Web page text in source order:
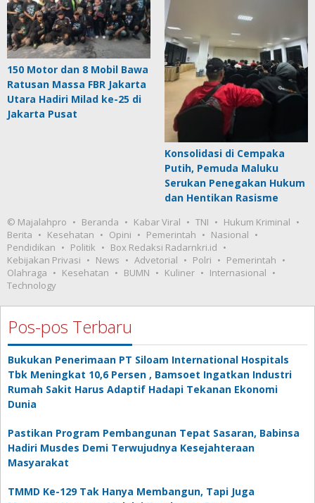
150 Motor dan 8 Mobil Bawa
Ratusan Massa FBR Jakarta
Utara Hadiri Milad ke-25 di
Jakarta Pusat
Konsolidasi di Cempaka
Putih, Pemuda Maluku
Serukan Penegakan Hukum
dan Hentikan Rasisme
© Majalahpro Beranda Kabar Viral TNI
Hukum Kriminal
Berita
Kesehatan Opini Pemerintah
Nasional
Pendidikan
Politik
Box Redaksi Radarnkri.id
Kebijakan Privasi
News Advetorial Polri
Pemerintah
Olahraga
Kesehatan BUMN Kuliner
Internasional
Technology
Pos-pos Terbaru
Bukukan Penerimaan PT Siloam International Hospitals
Tbk Meningkat 10,6 Persen , Bamsoet Ingatkan Industri
Rumah Sakit Harus Adaptif Hadapi Tekanan Ekonomi
Dunia
Pastikan Program Pembangunan Tepat Sasaran, Babinsa
Hadiri Musdes Demi Terwujudnya Kesejahteraan
Masyarakat
TMMD Ke-129 Tak Hanya Membangun, Tapi Juga